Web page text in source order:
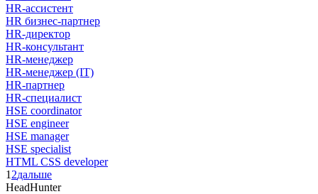
HR-ассистент
HR бизнес-партнер
HR-директор
HR-консультант
HR-менеджер
HR-менеджер (IT)
HR-партнер
HR-специалист
HSE coordinator
HSE engineer
HSE manager
HSE specialist
HTML CSS developer
1 2дальше
HeadHunter